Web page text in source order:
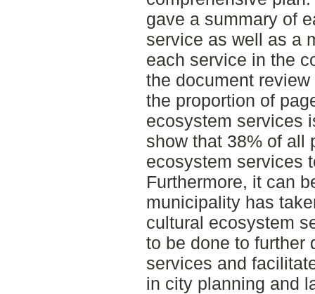
gave a summary of
service as well as a
each service in the
the document
the proportion of
ecosystem services
show that 38% of all
ecosystem services
Furthermore, it can
municipality has
cultural ecosystem
to be done to further
services and
in city planning and